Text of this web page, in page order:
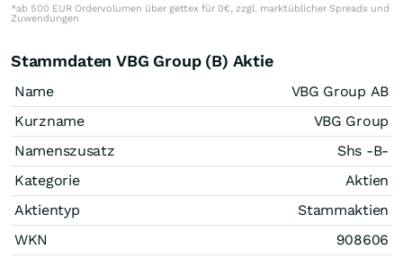
*ab 500 EUR Ordervolumen über gettex für 0€, zzgl. marktüblicher Spreads und
Zuwendungen
Stammdaten VBG Group (B) Aktie
Name
VBG Group AB
Kurzname
VBG Group
Namenszusatz
Shs -B-
Kategorie
Aktien
Aktientyp
Stammaktien
WKN
908606